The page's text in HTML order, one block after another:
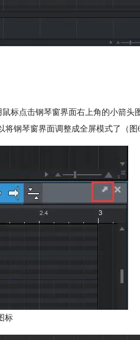
标点击钢琴窗界面右上角的小箭头
钢琴窗界面调整成全屏模式了（图6
标